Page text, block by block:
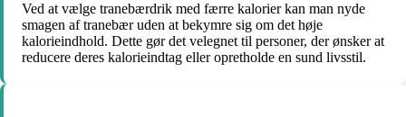
Ved at vælge tranebærdrik med færre kalorier kan man nyde
smagen af tranebær uden at bekymre sig om det høje
kalorieindhold. Dette gør det velegnet til personer, der ønsker at
reducere deres kalorieindtag eller opretholde en sund livsstil.